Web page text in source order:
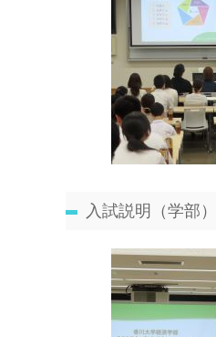
入試説明（学部）